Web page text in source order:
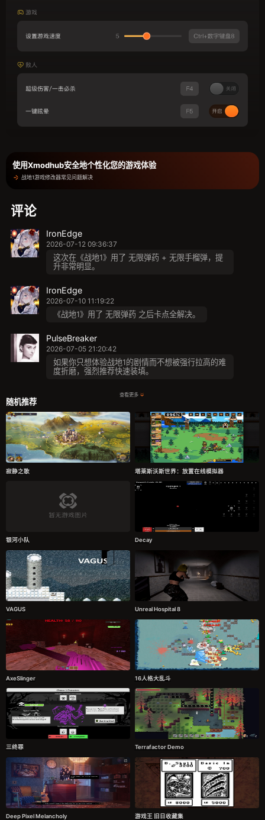
使用Xmodhub安全地个性化您的游戏体验
战地1游戏修改器常见问题解决
评论
IronEdge
2026-07-12 09:36:37
这次在《战地1》用了 无限弹药 + 无限手榴弹，提
升非常明显。
IronEdge
2026-07-10 11:19:22
《战地1》用了 无限弹药 之后卡点全解决。
PulseBreaker
2026-07-05 21:20:42
如果你只想体验战地1的剧情而不想被强行拉高的难
度折磨，强烈推荐快速装填。
查看更多
随机推荐
寂静之歌 塔莱斯沃斯世界：放置在线模拟器
银河小队 Decay
VAGUS Unreal Hospital 8
AxeSlinger 16人格大乱斗
三终罪 Terrafactor Demo
Deep Pixel Melancholy 游戏王 旧日收藏集